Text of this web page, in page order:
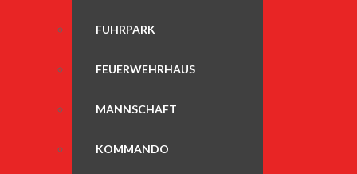
FUHRPARK
FEUERWEHRHAUS
MANNSCHAFT
KOMMANDO